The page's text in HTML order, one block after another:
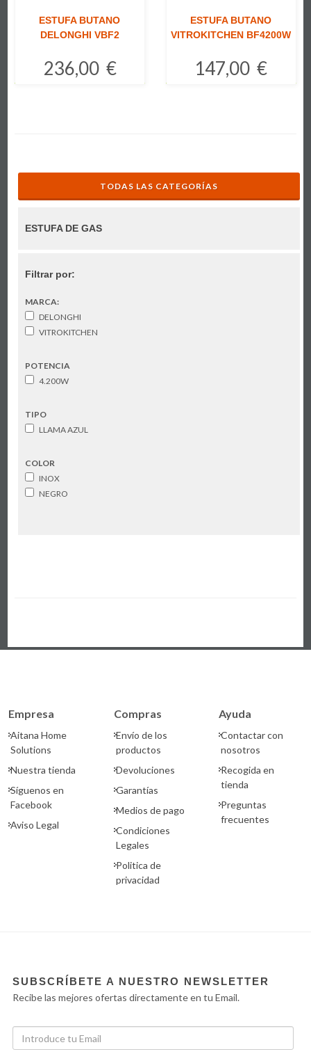
ESTUFA BUTANO
DELONGHI VBF2
236,00 €
ESTUFA BUTANO
VITROKITCHEN BF4200W
147,00 €
TODAS LAS CATEGORÍAS
ESTUFA DE GAS
Filtrar por:
MARCA:
DELONGHI
VITROKITCHEN
POTENCIA
4.200W
TIPO
LLAMA AZUL
COLOR
INOX
NEGRO
Empresa
Aitana Home
Solutions
Nuestra tienda
Síguenos en
Facebook
Aviso Legal
Compras
Envío de los
productos
Devoluciones
Garantías
Medios de pago
Condiciones
Legales
Politica de
privacidad
Ayuda
Contactar con
nosotros
Recogida en
tienda
Preguntas
frecuentes
SUBSCRÍBETE A NUESTRO NEWSLETTER
Recibe las mejores ofertas directamente en tu Email.